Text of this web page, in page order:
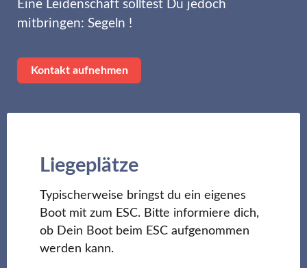
Eine Leidenschaft solltest Du jedoch
mitbringen: Segeln !
Kontakt aufnehmen
Liegeplätze
Typischerweise bringst du ein eigenes
Boot mit zum ESC. Bitte informiere dich,
ob Dein Boot beim ESC aufgenommen
werden kann.